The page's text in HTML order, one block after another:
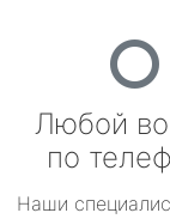
Любой
по
Наши